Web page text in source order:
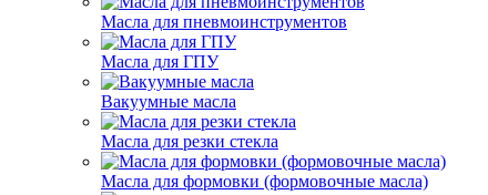
Масла для пневмоинструментов
Масла для ГПУ
Вакуумные масла
Масла для резки стекла
Масла для формовки (формовочные масла)